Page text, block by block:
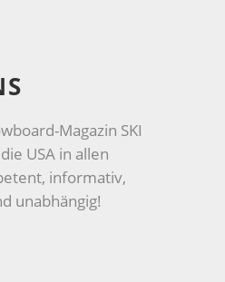
Magazin SKI
USA in allen
informativ,
unabhängig!